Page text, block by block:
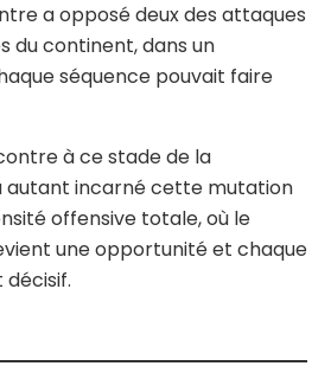
a opposé deux des attaques
du continent, dans un
séquence pouvait faire
à ce stade de la
autant incarné cette mutation
offensive totale, où le
une opportunité et chaque